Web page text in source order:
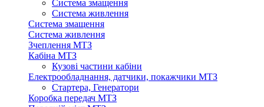
Система змащення
Система живлення
Система змащення
Система живлення
Зчеплення МТЗ
Кабіна МТЗ
Кузові частини кабіни
Електрообладнання, датчики, покажчики МТЗ
Стартера, Генератори
Коробка передач МТЗ